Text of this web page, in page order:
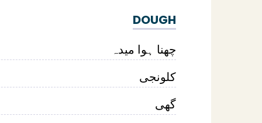
DOUGH
چھنا ہوا میدہ
کلونجی
گھی